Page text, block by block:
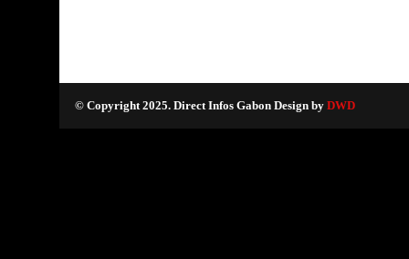
© Copyright 2025. Direct Infos Gabon Design by DWD